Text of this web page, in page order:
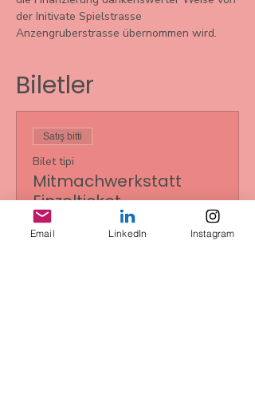
der Initivate Spielstrasse
Anzengruberstrasse übernommen wird.
Biletler
Satış bitti
Bilet tipi
Mitmachwerkstatt
Einzelticket
Fiyat
Email LinkedIn Instagram